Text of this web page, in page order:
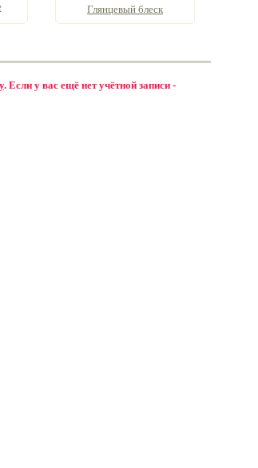
Глянцевый блеск
. Если у вас ещё нет учётной записи -